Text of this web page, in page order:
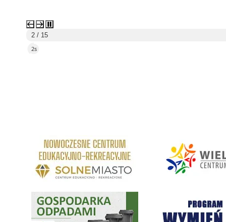
2 / 15
1s
link do strony Centrum Edukacyjno Rekreacyjne
Gospodarka odpadami na terenie Miasta i Gminy WieliczkaProgram "Czyste Powietrze"